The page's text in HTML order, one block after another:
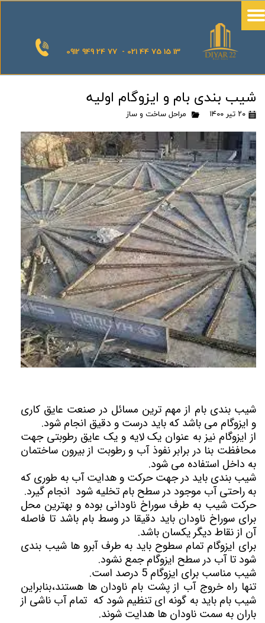
0912 949 24 77 - 021 44 75 15 13
شیب بندی بام و ایزوگام اولیه
۲۰ تیر ۱۴۰۰ مراحل ساخت و ساز
شیب بندی بام از مهم ترین مسائل در صنعت عایق کاری
و ایزوگام می باشد که باید درست و دقیق انجام شود.
از ایزوگام نیز به عنوان یک لایه و یک عایق رطوبتی جهت
محافظت بنا در برابر نفوذ آب و رطوبت از بیرون ساختمان
به داخل استفاده می شود.
شیب بندی باید در جهت حرکت و هدایت آب به طوری که
به راحتی آب موجود در سطح بام تخلیه شود انجام گیرد.
حرکت شیب به طرف سوراخ ناودانی بوده و بهترین محل
برای سوراخ ناودان باید دقیقا در وسط بام باشد تا فاصله
آن از نقاط دیگر یکسان باشد.
برای ایزوگام تمام سطوح باید به طرف آبرو ها شیب بندی
شود تا آب در سطح ایزوگام جمع نشود.
شیب مناسب برای ایزوگام 5 درصد است.
تنها راه خروج آب از پشت بام ناودان ها هستند،بنابراین
شیب بام باید به گونه ای تنظیم شود که تمام آب ناشی از
باران به سمت ناودان ها هدایت شوند.